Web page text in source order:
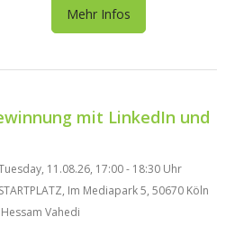
Mehr Infos
mit LinkedIn und
11.08.26, 17:00 - 18:30 Uhr
STARTPLATZ, Im Mediapark 5, 50670 Köln
Hessam Vahedi